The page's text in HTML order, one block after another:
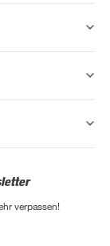
verpassen!